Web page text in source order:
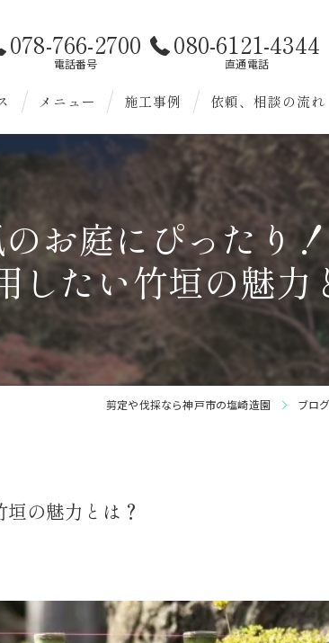
078-766-2700
電話番号
080-6121-4344
直通電話
メニュー 施工事例 依頼、相談の流れ
お庭にぴったり！
したい竹垣の魅力
剪定や伐採なら神戸市の塩崎造園 ブログ
の魅力とは？